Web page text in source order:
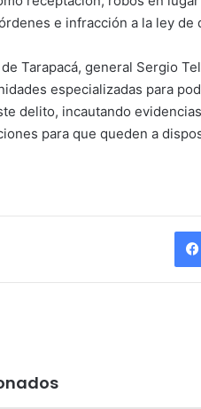
e infracción a la ley de
de Tarapacá, general Sergio
especializadas para
delito, incautando
para que queden a